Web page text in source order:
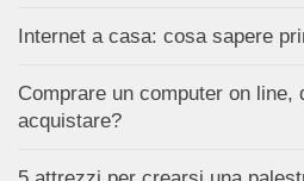
Internet a casa: cosa sapere
Comprare un computer on line,
acquistare?